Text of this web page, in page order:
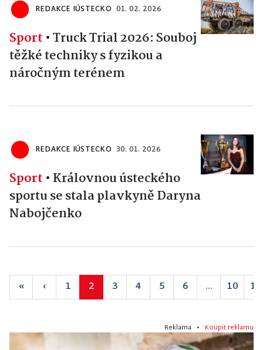
REDAKCE IÚSTECKO 01. 02. 2026
Sport •Truck Trial 2026: Souboj
těžké techniky s fyzikou a
náročným terénem
REDAKCE IÚSTECKO 30. 01. 2026
Sport • Královnou ústeckého
sportu se stala plavkyně Daryna
Nabojčenko
« ‹ 1 2 3 4 5 6 ... 10 11
Reklama • Koupit reklamu